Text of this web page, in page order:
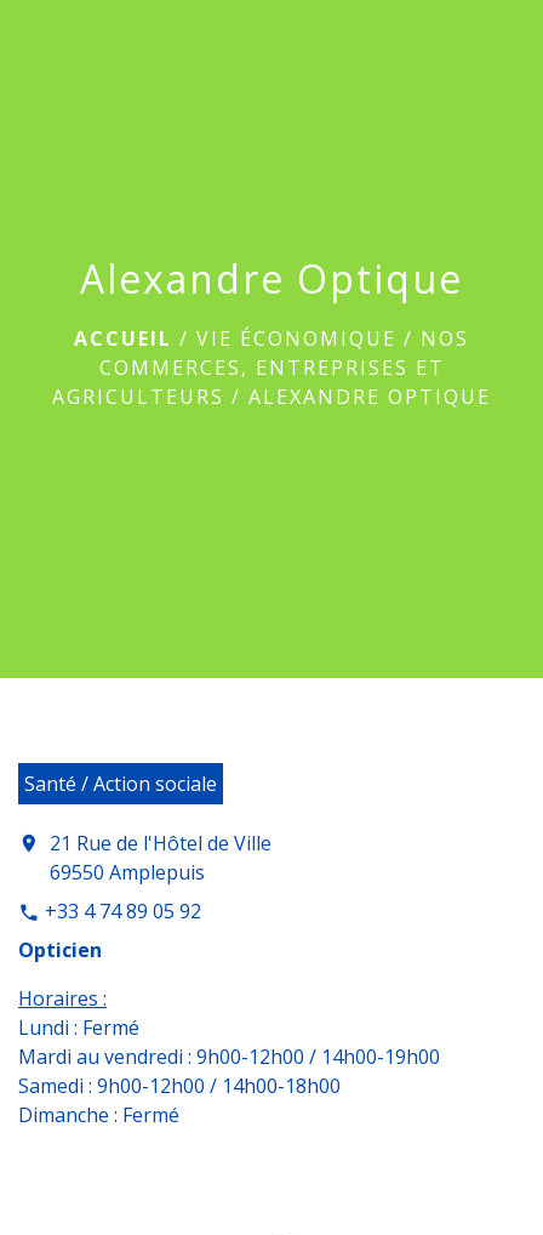
Alexandre Optique
ACCUEIL / VIE ÉCONOMIQUE / NOS
COMMERCES, ENTREPRISES ET
AGRICULTEURS / ALEXANDRE OPTIQUE
Santé / Action sociale
location_on
21 Rue de l'Hôtel de Ville
69550 Amplepuis
phone +33 4 74 89 05 92
Opticien
Horaires :
Lundi : Fermé
Mardi au vendredi : 9h00-12h00 / 14h00-19h00
Samedi : 9h00-12h00 / 14h00-18h00
Dimanche : Fermé